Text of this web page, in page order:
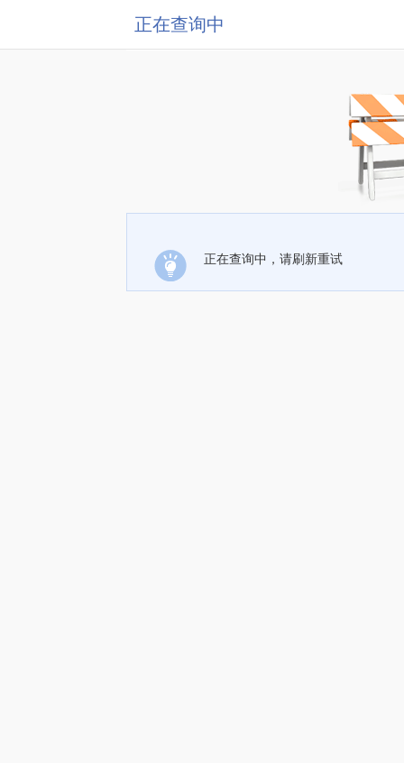
正在查询中
正在查询中，请刷新重试